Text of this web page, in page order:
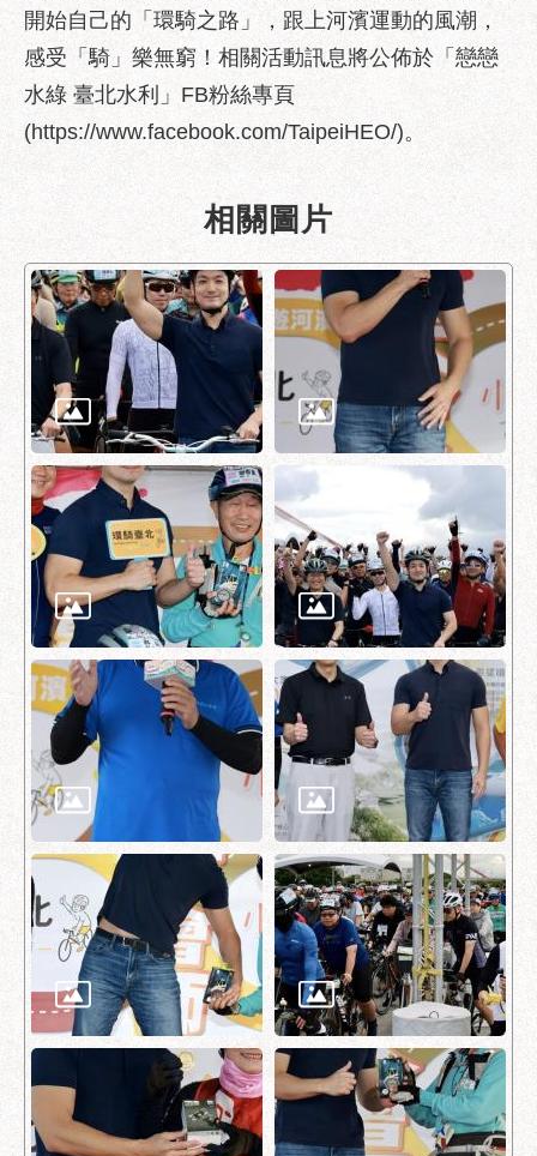
務
道
路
挖
掘
資
訊
合
發
包
中
獎
勵
補
助
專
區
網
站
導
覽
回
首
頁
English
台
北
台
北
務
通
開始自己的「環騎之路」，跟上河濱運動的風潮，
感受「騎」樂無窮！相關活動訊息將公佈於「戀戀
水綠 臺北水利」FB粉絲專頁
(https://www.facebook.com/TaipeiHEO/)。
相關圖片